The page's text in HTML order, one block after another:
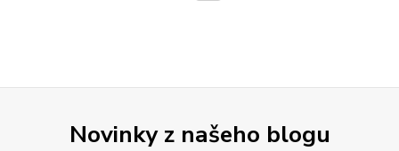
Novinky z našeho blogu